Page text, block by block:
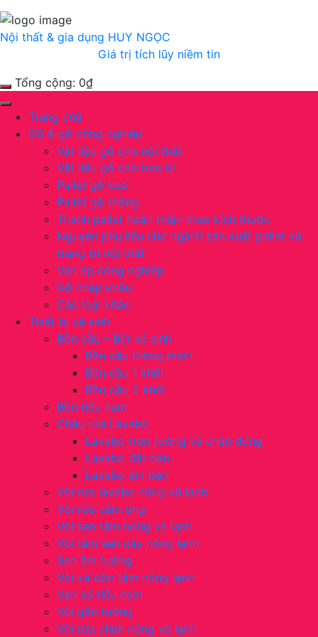
Nội thất & gia dụng HUY NGỌC
Giá trị tích lũy niềm tin
Tổng cộng: 0₫
Trang chủ
Gỗ & gỗ công nghiệp
Vật liệu gỗ cho nội thất
Vật liệu gỗ cho bao bì
Pallet gỗ keo
Pallet gỗ thông
Thanh pallet hoàn thiện theo kích thước
Nguyên phụ liệu cho ngành sản xuất pallet và
trang trí nội thất
Ván ép công nghiệp
Gỗ nhập khẩu
Các loại khác
Thiết bị vệ sinh
Bồn cầu – Bệt vệ sinh
Bồn cầu thông minh
Bồn cầu 1 khối
Bồn cầu 2 khối
Bồn tiểu nam
Chậu rửa Lavabo
Lavabo treo tường và chân đứng
Lavabo đặt bàn
Lavabo âm bàn
Vòi rửa lavabo nóng và lạnh
Vòi rửa cảm ứng
Vòi sen tắm nóng và lạnh
Vòi tắm sen cây nóng lạnh
Sen âm tường
Vòi xả bồn tắm nóng lạnh
Van xả tiểu nam
Vòi gắn tường
Vòi rửa chén nóng và lạnh